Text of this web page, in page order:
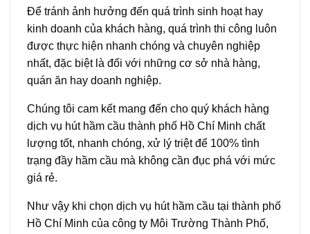
Để tránh ảnh hưởng đến quá trình sinh hoạt hay
kinh doanh của khách hàng, quá trình thi công luôn
được thực hiện nhanh chóng và chuyên nghiệp
nhất, đặc biệt là đối với những cơ sở nhà hàng,
quán ăn hay doanh nghiệp.
Chúng tôi cam kết mang đến cho quý khách hàng
dịch vụ hút hầm cầu thành phố Hồ Chí Minh chất
lượng tốt, nhanh chóng, xử lý triệt để 100% tình
trạng đầy hầm cầu mà không cần đục phá với mức
giá rẻ.
Như vậy khi chọn dịch vụ hút hầm cầu tại thành phố
Hồ Chí Minh của công ty Môi Trường Thành Phố,